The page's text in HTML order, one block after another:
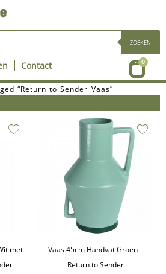
ZOEKEN
Contact 0
“Return to Sender Vaas”
met
Vaas 45cm Handvat Groen –
Return to Sender